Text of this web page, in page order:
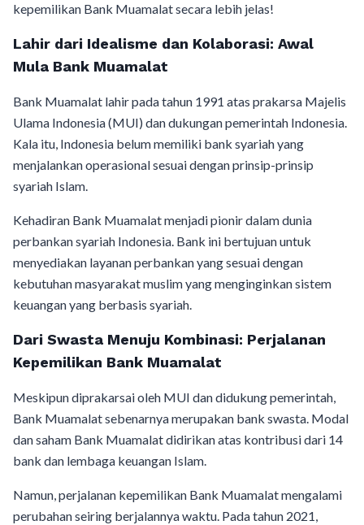
kepemilikan Bank Muamalat secara lebih jelas!
Lahir dari Idealisme dan Kolaborasi: Awal
Mula Bank Muamalat
Bank Muamalat lahir pada tahun 1991 atas prakarsa Majelis
Ulama Indonesia (MUI) dan dukungan pemerintah Indonesia.
Kala itu, Indonesia belum memiliki bank syariah yang
menjalankan operasional sesuai dengan prinsip-prinsip
syariah Islam.
Kehadiran Bank Muamalat menjadi pionir dalam dunia
perbankan syariah Indonesia. Bank ini bertujuan untuk
menyediakan layanan perbankan yang sesuai dengan
kebutuhan masyarakat muslim yang menginginkan sistem
keuangan yang berbasis syariah.
Dari Swasta Menuju Kombinasi: Perjalanan
Kepemilikan Bank Muamalat
Meskipun diprakarsai oleh MUI dan didukung pemerintah,
Bank Muamalat sebenarnya merupakan bank swasta. Modal
dan saham Bank Muamalat didirikan atas kontribusi dari 14
bank dan lembaga keuangan Islam.
Namun, perjalanan kepemilikan Bank Muamalat mengalami
perubahan seiring berjalannya waktu. Pada tahun 2021,